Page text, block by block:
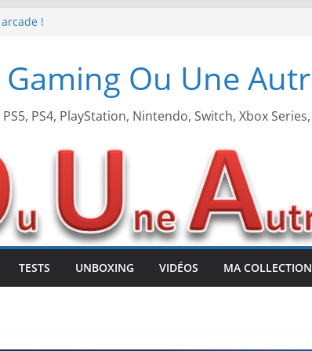
!
de retour !
Ou Une
PS4, PlayStation, Nintendo, Switch, Xbox
TESTS UNBOXING VIDÉOS MA